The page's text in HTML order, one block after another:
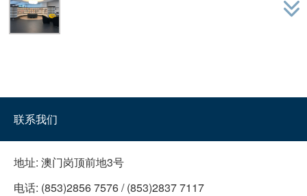
联系我们
地址: 澳门岗顶前地3号
电话: (853)2856 7576 / (853)2837 7117